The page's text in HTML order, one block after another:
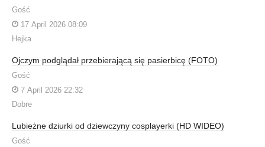
Gość
17 April 2026 08:09
Hejka
Ojczym podglądał przebierającą się pasierbicę (FOTO)
Gość
7 April 2026 22:32
Dobre
Lubieżne dziurki od dziewczyny cosplayerki (HD WIDEO)
Gość